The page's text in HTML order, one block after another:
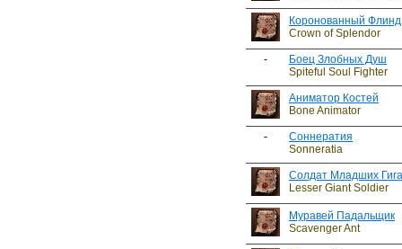
Коронованный Флинд
Crown of Splendor
-
Боец Злобных Душ
Spiteful Soul Fighter
Аниматор Костей
Bone Animator
-
Соннератия
Sonneratia
Солдат Младших
Lesser Giant Soldier
Муравей Падальщик
Scavenger Ant